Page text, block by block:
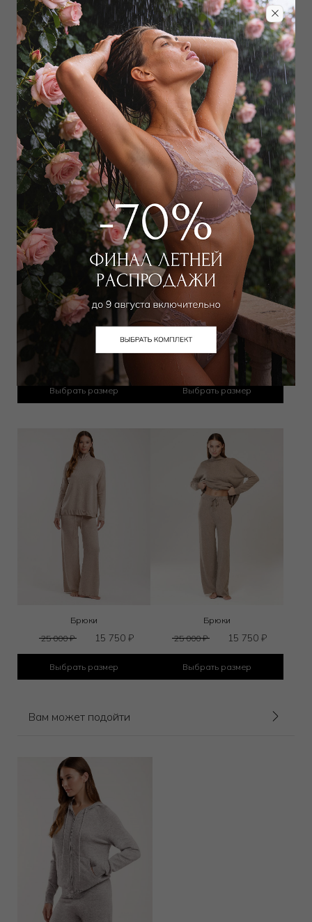
Джоггеры
21 000
15 300 ₽
Выбрать размер
Джоггеры
23 000₽ 14 400₽
Выбрать размер
14 400
Выбрать размер
Брюки
23 000
₽ 14 400
Выбрать размер
Брюки
25 000₽ 15 750₽
Выбрать размер
Брюки
25 000₽ 15 750₽
Выбрать размер
Вам может подойти